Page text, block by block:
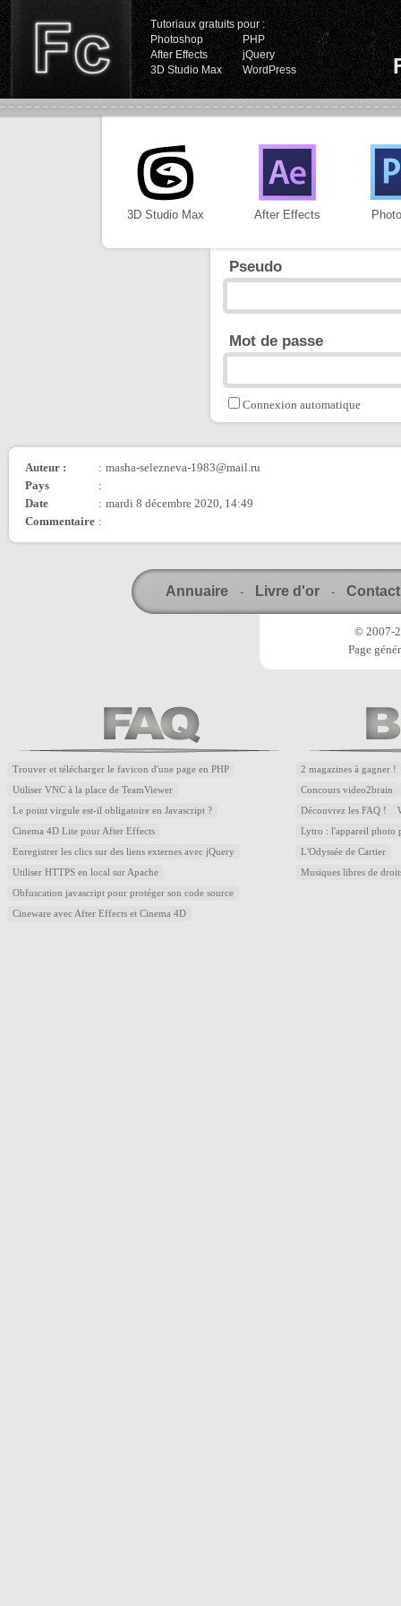
Tutoriaux gratuits pour :
Photoshop
PHP
After Effects
jQuery
3D Studio Max
WordPress
3D Studio Max After Effects
Pseudo
Mot de passe
Connexion automatique
Auteur : : masha-selezneva-1983@mail.ru
Pays
:
Date
: mardi 8 décembre 2020, 14:49
Commentaire :
Annuaire - Livre d'or - Contact
© 2007-
Page
Trouver et télécharger le favicon d'une page en PHP
Utiliser VNC à la place de TeamViewer
Le point virgule est-il obligatoire en Javascript ?
Cinema 4D Lite pour After Effects
Enregistrer les clics sur des liens externes avec jQuery
Utiliser HTTPS en local sur Apache
Obfuscation javascript pour protéger son code source
Cineware avec After Effects et Cinema 4D
2 magazines à gagner !
Concours video2brain
Découvrez les FAQ !
Lytro : l'appareil photo
L'Odyssée de Cartier
Musiques libres de